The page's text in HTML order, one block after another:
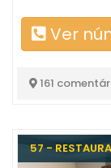
Ver
161
57 -